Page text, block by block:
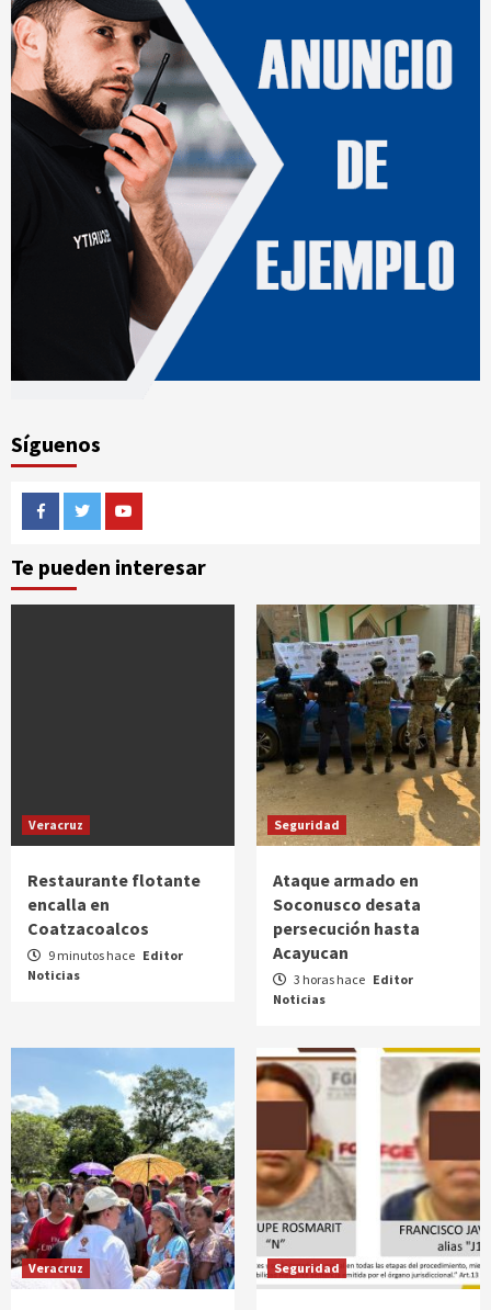
Síguenos
FacebookTwitterYoutube
Te pueden interesar
Veracruz
Restaurante flotante
encalla en
Coatzacoalcos
9 minutos hace Editor
Noticias
Seguridad
Ataque armado en
Soconusco desata
persecución hasta
Acayucan
3 horas hace Editor
Noticias
Veracruz Seguridad